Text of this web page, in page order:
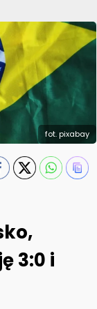
fot. pixabay
3:0 i